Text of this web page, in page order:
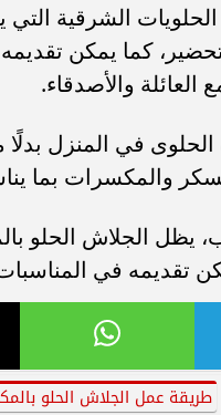
الشرقية
كما يمكن
والأصدقاء.
في المنزل بدلًا
والمكسرات بما
الجلاش الحلو
تقديمه في
طريقة عمل الجلاش الحلو